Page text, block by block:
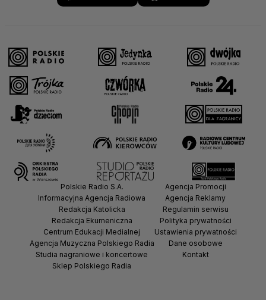
Polskie Radio S.A.
Informacyjna Agencja Radiowa
Redakcja Katolicka
Redakcja Ekumeniczna
Centrum Edukacji Medialnej
Agencja Muzyczna Polskiego Radia
Studia nagraniowe i koncertowe
Sklep Polskiego Radia
Agencja Promocji
Agencja Reklamy
Regulamin serwisu
Polityka prywatności
Ustawienia prywatności
Dane osobowe
Kontakt